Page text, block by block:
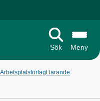
Sök
Meny
lärande